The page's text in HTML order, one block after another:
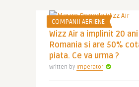
COMPANII AERIENE
Wizz Air a implinit 20
Romania si are 50%
piata. Ce va urma ?
Written by Imperator